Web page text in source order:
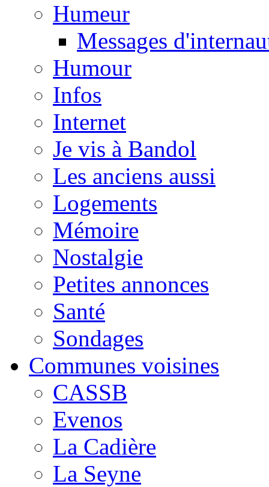
Humeur
Messages
Humour
Infos
Internet
Je vis à Bandol
Les anciens aussi
Logements
Mémoire
Nostalgie
Petites annonces
Santé
Sondages
Communes voisines
CASSB
Evenos
La Cadière
La Seyne